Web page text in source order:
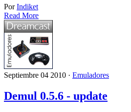
PorIndiket
Read More
Septiembre 04 2010 · Emuladores
Demul 0.5.6 - update